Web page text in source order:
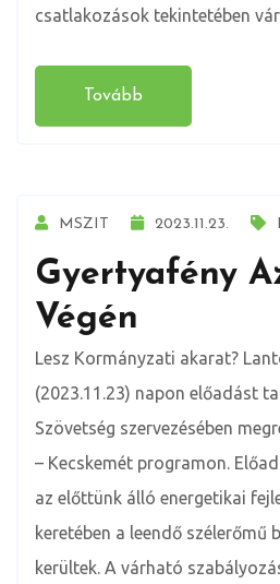
csatlakozások tekintetében
Tovább
MSZIT 2023.11.23.
Gyertyafény
Végén
Lesz Kormányzati akarat?
(2023.11.23) napon előadást
Szövetség szervezésében
– Kecskemét programon.
az előttünk álló energetikai
keretében a leendő szélerőmű
kerültek. A várható